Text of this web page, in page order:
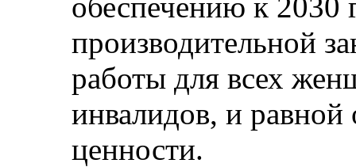
производительной
работы для всех
инвалидов, и равной
ценности.